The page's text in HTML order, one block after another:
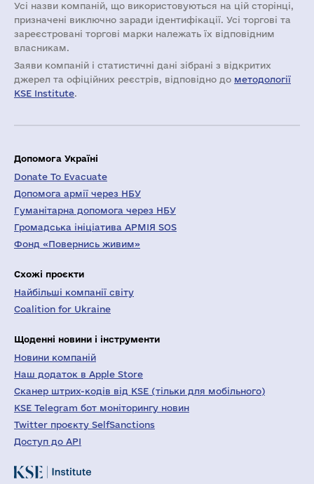
Усі назви компаній, що використовуються на цій сторінці,
призначені виключно заради ідентифікації. Усі торгові та
зареєстровані торгові марки належать їх відповідним
власникам.
Заяви компаній i статистичні дані зібрані з відкритих
джерел та офіційних реєстрів, відповідно до методології
KSE Institute.
Допомога Україні
Donate To Evacuate
Допомога армії через НБУ
Гуманітарна допомога через НБУ
Громадська ініціатива АРМІЯ SOS
Фонд «Повернись живим»
Схожі проєкти
Найбільші компанії світу
Coalition for Ukraine
Щоденні новини і інструменти
Новини компаній
Наш додаток в Apple Store
Сканер штрих-кодів від KSE (тільки для мобільного)
KSE Telegram бот моніторингу новин
Twitter проєкту SelfSanctions
Доступ до API